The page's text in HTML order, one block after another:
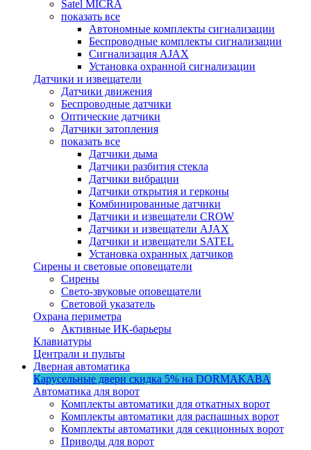
Satel MICRA
показать все
Автономные комплекты сигнализации
Беспроводные комплекты сигнализации
Сигнализация AJAX
Установка охранной сигнализации
Датчики и извещатели
Датчики движения
Беспроводные датчики
Оптические датчики
Датчики затопления
показать все
Датчики дыма
Датчики разбития стекла
Датчики вибрации
Датчики открытия и герконы
Комбинированные датчики
Датчики и извещатели CROW
Датчики и извещатели AJAX
Датчики и извещатели SATEL
Установка охранных датчиков
Сирены и световые оповещатели
Сирены
Свето-звуковые оповещатели
Световой указатель
Охрана периметра
Активные ИК-барьеры
Клавиатуры
Централи и пульты
Дверная автоматика
Карусельные двери скидка 5% на DORMAKABA
Автоматика для ворот
Комплекты автоматики для откатных ворот
Комплекты автоматики для распашных ворот
Комплекты автоматики для секционных ворот
Приводы для ворот